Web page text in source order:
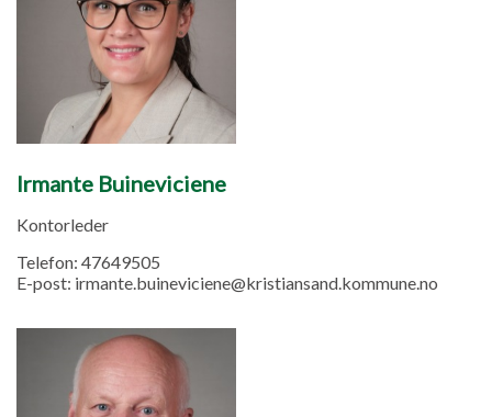
Irmante Buineviciene
Kontorleder
Telefon: 47649505
E-post: irmante.buineviciene@kristiansand.kommune.no